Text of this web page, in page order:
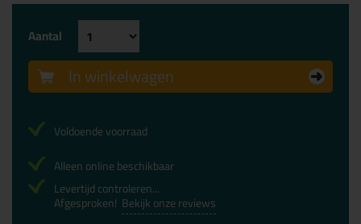
Aantal
In winkelwagen
Voldoende voorraad
Alleen online beschikbaar
Levertijd controleren...
Afgesproken! Bekijk onze reviews